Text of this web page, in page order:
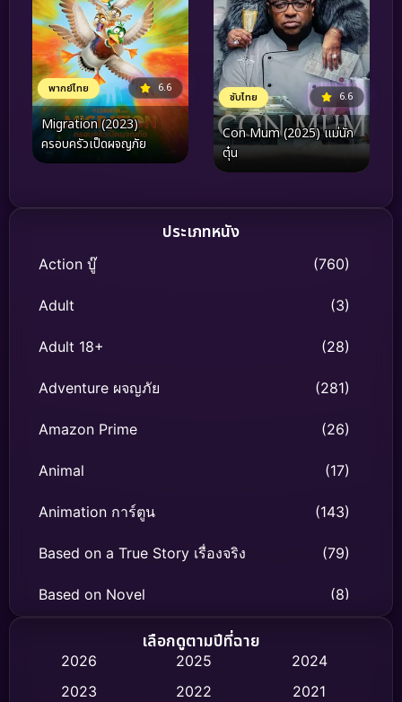
พากย์ไทย 6.6
Migration (2023)
ครอบครัวเป็ดผจญภัย
ซับไทย 6.6
Con Mum (2025) แม่นัก
ตุ๋น
ประเภทหนัง
Action บู๊ (760)
Adult (3)
Adult 18+ (28)
Adventure ผจญภัย (281)
Amazon Prime (26)
Animal (17)
Animation การ์ตูน (143)
Based on a True Story เรื่องจริง (79)
Based on Novel (8)
Biography ชีวิตจริงเลือกดูตามปีที่ฉาย
2026 2025
2024
2023
2022
2021